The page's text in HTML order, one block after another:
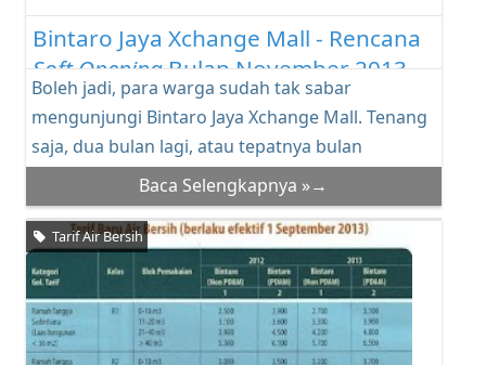
Bintaro Jaya Xchange Mall - Rencana
Soft OpeningBulan November 2013
Boleh jadi, para warga sudah tak sabar
mengunjungi Bintaro Jaya Xchange Mall. Tenang
saja, dua bulan lagi, atau tepatnya bulan
November 2013...Baca Selengkapnya »→
Tarif Air Bersih